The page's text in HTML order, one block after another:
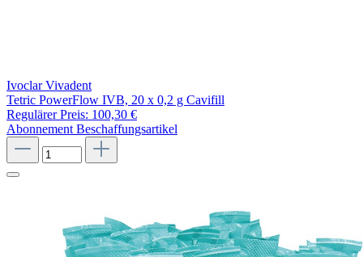
Ivoclar Vivadent
Tetric PowerFlow IVB, 20 x 0,2 g Cavifill
Regulärer Preis: 100,30 €
Abonnement Beschaffungsartikel